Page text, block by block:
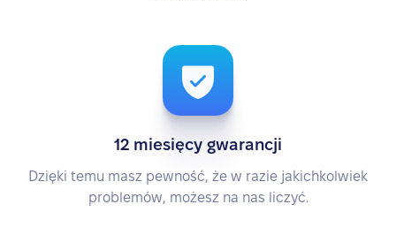
12 miesięcy gwarancji
Dzięki temu masz pewność, że w razie jakichkolwiek
problemów, możesz na nas liczyć.